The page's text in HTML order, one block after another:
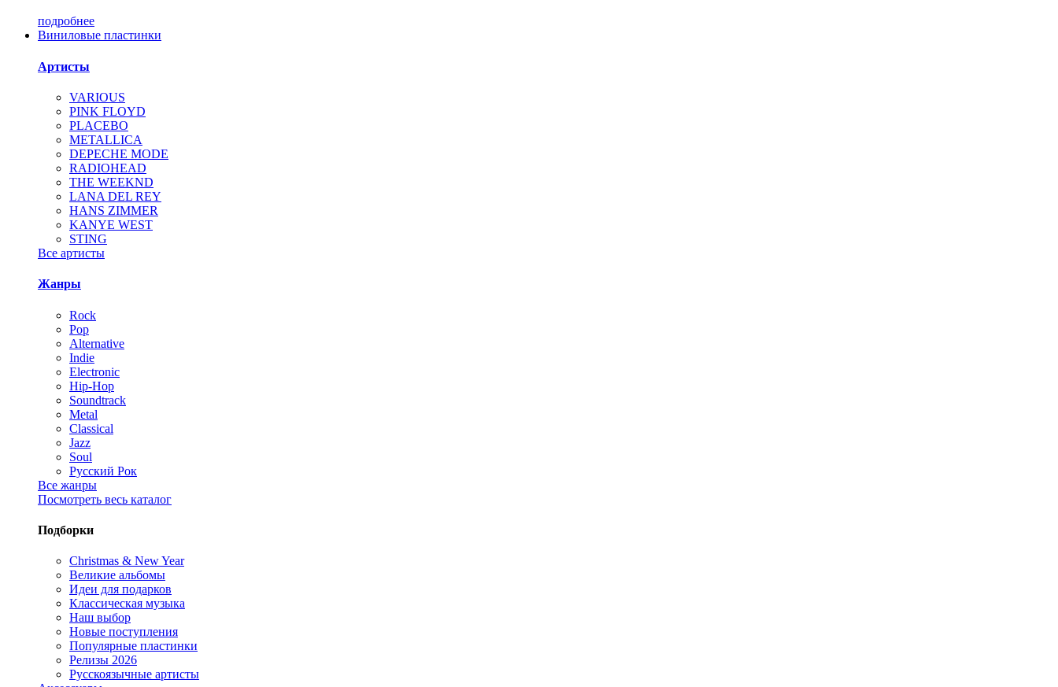
подробнее
Виниловые пластинки
Артисты
VARIOUS
PINK FLOYD
PLACEBO
METALLICA
DEPECHE MODE
RADIOHEAD
THE WEEKND
LANA DEL REY
HANS ZIMMER
KANYE WEST
STING
Все артисты
Жанры
Rock
Pop
Alternative
Indie
Electronic
Hip-Hop
Soundtrack
Metal
Classical
Jazz
Soul
Русский Рок
Все жанры
Посмотреть весь каталог
Подборки
Christmas & New Year
Великие альбомы
Идеи для подарков
Классическая музыка
Наш выбор
Новые поступления
Популярные пластинки
Релизы 2026
Русскоязычные артисты